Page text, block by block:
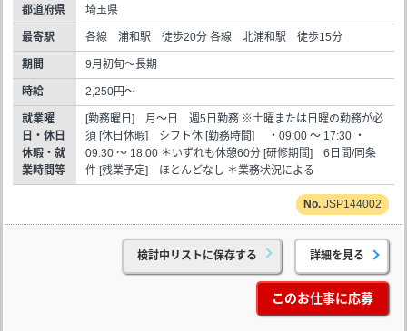
都道府県 埼玉県
最寄駅 各線 浦和駅 徒歩20分 各線 北浦和駅 徒歩15分
期間 9月初旬～長期
時給 2,250円～
就業曜
日・休日
休暇・就
業時間等
[勤務曜日] 月～日 週5日勤務 ※土曜または日曜の勤務が必
須 [休日休暇] シフト休 [勤務時間] ・09:00 ～ 17:30 ・
09:30 ～ 18:00 ＊いずれも休憩60分 [研修期間] 6日間/同条
件 [残業予定] ほとんどなし ＊業務状況による
JSP144002
検討中リストに保存する 詳細を見る
このお仕事に応募